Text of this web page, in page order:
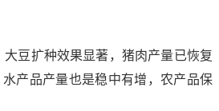
豆扩种效果显著，猪肉产量已恢复
产品产量也是稳中有增，农产品保